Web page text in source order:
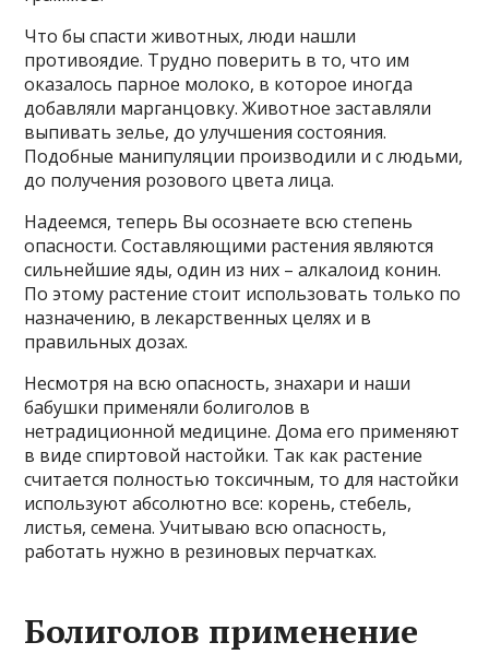
Что бы спасти животных, люди нашли
противоядие. Трудно поверить в то, что им
оказалось парное молоко, в которое иногда
добавляли марганцовку. Животное заставляли
выпивать зелье, до улучшения состояния.
Подобные манипуляции производили и с людьми,
до получения розового цвета лица.
Надеемся, теперь Вы осознаете всю степень
опасности. Составляющими растения являются
сильнейшие яды, один из них – алкалоид конин.
По этому растение стоит использовать только по
назначению, в лекарственных целях и в
правильных дозах.
Несмотря на всю опасность, знахари и наши
бабушки применяли болиголов в
нетрадиционной медицине. Дома его применяют
в виде спиртовой настойки. Так как растение
считается полностью токсичным, то для настойки
используют абсолютно все: корень, стебель,
листья, семена. Учитываю всю опасность,
работать нужно в резиновых перчатках.
Болиголов применение